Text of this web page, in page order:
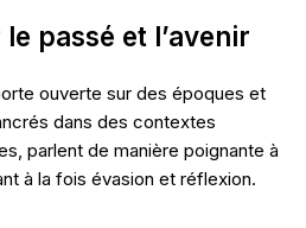
passé et l’avenir
ouverte sur des époques et
dans des contextes
parlent de manière poignante à
à la fois évasion et réflexion.